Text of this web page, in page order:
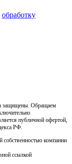
обработку
защищены. Обращаем
публичной офертой,
РФ.
собственностью компании
ссылкой